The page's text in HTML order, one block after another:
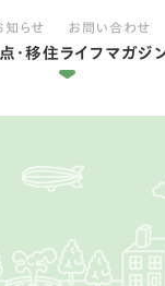
知らせ お問い合わせ
・移住ライフマガジ
二拠点ライフ
移住ライフ